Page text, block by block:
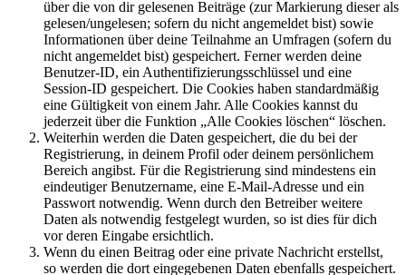
über die von dir gelesenen Beiträge (zur Markierung dieser als
gelesen/ungelesen; sofern du nicht angemeldet bist) sowie
Informationen über deine Teilnahme an Umfragen (sofern du
nicht angemeldet bist) gespeichert. Ferner werden deine
Benutzer-ID, ein Authentifizierungsschlüssel und eine
Session-ID gespeichert. Die Cookies haben standardmäßig
eine Gültigkeit von einem Jahr. Alle Cookies kannst du
jederzeit über die Funktion „Alle Cookies löschen“ löschen.
Weiterhin werden die Daten gespeichert, die du bei der
Registrierung, in deinem Profil oder deinem persönlichem
Bereich angibst. Für die Registrierung sind mindestens ein
eindeutiger Benutzername, eine E-Mail-Adresse und ein
Passwort notwendig. Wenn durch den Betreiber weitere
Daten als notwendig festgelegt wurden, so ist dies für dich
vor deren Eingabe ersichtlich.
Wenn du einen Beitrag oder eine private Nachricht erstellst,
so werden die dort eingegebenen Daten ebenfalls gespeichert.